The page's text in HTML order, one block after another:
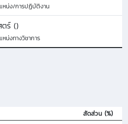
หน่ง/การปฏิบัติงาน
ร์ ()
น่งทางวิชาการ
สัดส่วน (%)